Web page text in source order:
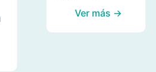
Ver más →